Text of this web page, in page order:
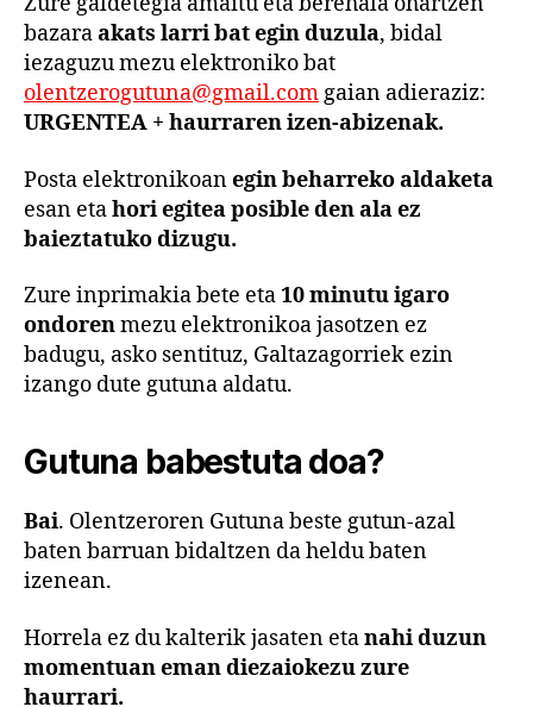
bazaraakats larri bat egin duzula, bidal
iezaguzu mezu elektroniko bat
olentzerogutuna@gmail.comgaian adieraziz:
URGENTEA + haurraren izen-abizenak.
Posta elektronikoanegin beharreko aldaketa
esan etahori egitea posible den ala ez
baieztatuko dizugu.
Zure inprimakia bete eta10 minutu igaro
ondorenmezu elektronikoa jasotzen ez
badugu, asko sentituz, Galtazagorriek ezin
izango dute gutuna aldatu.
Gutuna babestuta doa?
Bai. Olentzeroren Gutuna beste gutun-azal
baten barruan bidaltzen da heldu baten
izenean.
Horrela ez du kalterik jasaten etanahi duzun
momentuan eman diezaiokezu zure
haurrari.